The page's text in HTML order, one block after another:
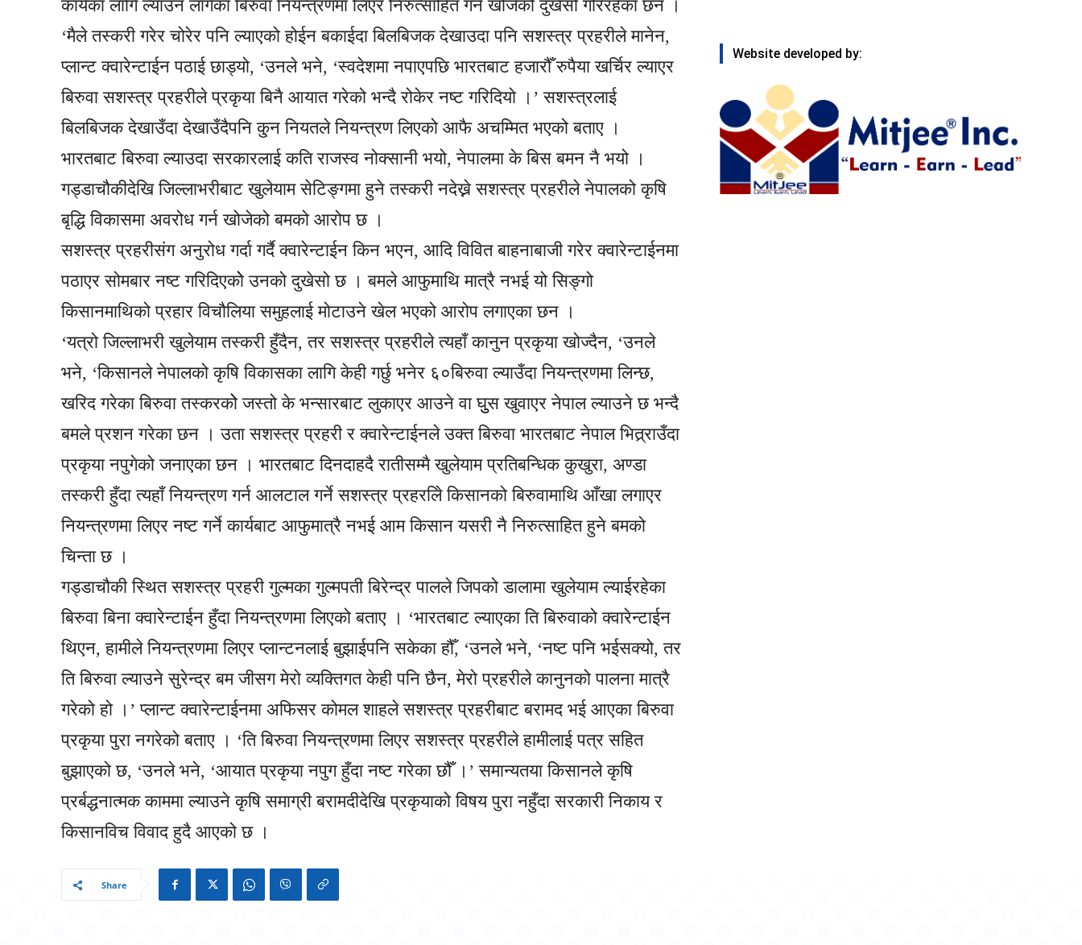
कार्यका लागि ल्याउन लागेका बिरुवा नियन्त्रणमा लिएर निरुत्साहित गर्न खोजेको दुखेसो गरिरहेका छन ।
‘मैले तस्करी गरेर चोरेर पनि ल्याएको होईन बकाईदा बिलबिजक देखाउदा पनि सशस्त्र प्रहरीले मानेन,
प्लान्ट क्वारेन्टाईन पठाई छाड्यो, ‘उनले भने, ‘स्वदेशमा नपाएपछि भारतबाट हजारौँ रुपैया खर्चिर ल्याएर
बिरुवा सशस्त्र प्रहरीले प्रकृया बिनै आयात गरेको भन्दै रोकेर नष्ट गरिदियो ।’ सशस्त्रलाई
बिलबिजक देखाउँदा देखाउँदैपनि कु्न नियतले नियन्त्रण लिएको आफै अचम्मित भएको बताए ।
भारतबाट बिरुवा ल्याउदा सरकारलाई कति राजस्व नोक्सानी भयो, नेपालमा के बिस बमन नै भयो ।
गड्डाचौकीदेखि जिल्लाभरीबाट खुलेयाम सेटिङ्गमा हुने तस्करी नदेख्ने सशस्त्र प्रहरीले नेपालको कृषि
बृद्धि विकासमा अवरोध गर्न खोजेको बमको आरोप छ ।
सशस्त्र प्रहरीसंग अनुरोध गर्दा गर्दै क्वारेन्टाईन किन भएन, आदि विवित बाहनाबाजी गरेर क्वारेन्टाईनमा
पठाएर सोमबार नष्ट गरिदिएकोे उनको दुखेसो छ । बमले आफुमाथि मात्रै नभई यो सिङ्गो
किसानमाथिको प्रहार विचौलिया समुहलाई मोटाउने खेल भएको आरोप लगाएका छन ।
‘यत्रो जिल्लाभरी खुलेयाम तस्करी हुँदैन, तर सशस्त्र प्रहरीले त्यहाँ कानुन प्रकृया खोज्दैन, ‘उनले
भने, ‘किसानले नेपालको कृषि विकासका लागि केही गर्छु भनेर ६०बिरुवा ल्याउँदा नियन्त्रणमा लिन्छ,
खरिद गरेका बिरुवा तस्करकोे जस्तो के भन्सारबाट लुकाएर आउने वा घुुस खुवाएर नेपाल ल्याउने छ भन्दै
बमले प्रशन गरेका छन । उता सशस्त्र प्रहरी र क्वारेन्टाईनले उक्त बिरुवा भारतबाट नेपाल भित्र्राउँदा
प्रकृया नपुगेको जनाएका छन । भारतबाट दिनदाहदै रातीसम्मै खुलेयाम प्रतिबन्धिक कुखुरा, अण्डा
तस्करी हुँदा त्यहाँ नियन्त्रण गर्न आलटाल गर्ने सशस्त्र प्रहरलिे किसानको बिरुवामाथि आँखा लगाएर
नियन्त्रणमा लिएर नष्ट गर्ने कार्यबाट आफुमात्रै नभई आम किसान यसरी नै निरुत्साहित हुने बमको
चिन्ता छ ।
गड्डाचौकी स्थित सशस्त्र प्रहरी गुल्मका गुल्मपती बिरेन्द्र पालले जिपको डालामा खुलेयाम ल्याईरहेका
बिरुवा बिना क्वारेन्टाईन हुँदा नियन्त्रणमा लिएको बताए । ‘भारतबाट ल्याएका ति बिरुवाको क्वारेन्टाईन
थिएन, हामीले नियन्त्रणमा लिएर प्लान्टनलाई बुझाईपनि सकेका हौँ, ‘उनले भने, ‘नष्ट पनि भईसक्यो, तर
ति बिरुवा ल्याउने सुरेन्द्र बम जीसग मेरो व्यक्तिगत केही पनि छैन, मेरो प्रहरीले कानुनको पालना मात्रै
गरेको हो ।’ प्लान्ट क्वारेन्टाईनमा अफिसर कोमल शाहले सशस्त्र प्रहरीबाट बरामद भई आएका बिरुवा
प्रकृया पुरा नगरेको बताए । ‘ति बिरुवा नियन्त्रणमा लिएर सशस्त्र प्रहरीले हामीलाई पत्र सहित
बुझाएको छ, ‘उनले भने, ‘आयात प्रकृया नपुग हुँदा नष्ट गरेका छौँ ।’ समान्यतया किसानले कृषि
प्रर्बद्धनात्मक काममा ल्याउने कृषि समाग्री बरामदीदेखि प्रकृयाको विषय पुरा नहुँदा सरकारी निकाय र
किसानविच विवाद हुदै आएको छ ।
Share
Website developed by: